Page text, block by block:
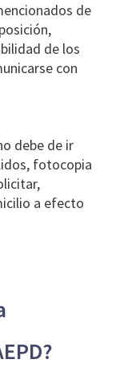
de
de los
con
debe de ir
fotocopia
a efecto